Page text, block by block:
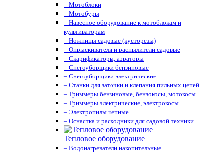
– Мотоблоки
– Мотобуры
– Навесное оборудование к мотоблокам и
культиваторам
– Ножницы садовые (кусторезы)
– Опрыскиватели и распылители садовые
– Скарификаторы, аэраторы
– Снегоуборщики бензиновые
– Снегоуборщики электрические
– Станки для заточки и клепания пильных цепей
– Триммеры бензиновые, бензокосы, мотокосы
– Триммеры электрические, электрокосы
– Электропилы цепные
– Оснастка и расходники для садовой техники
Тепловое оборудование
– Водонагреватели накопительные